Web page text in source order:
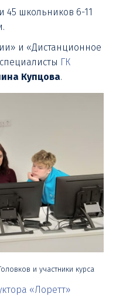
45 школьников 6-11
и «Дистанционное
ГК
Купцова.
и участники курса
«Лоретт»